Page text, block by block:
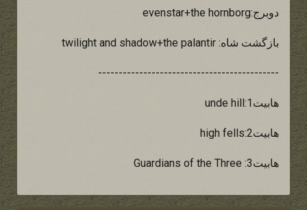
دوبرج:evenstar+the hornborg
بازگشت شاه: twilight and shadow+the palantir
--------------------------------------------
هابیت1:unde hill
هابیت2:high fells
هابیت3: Guardians of the Three